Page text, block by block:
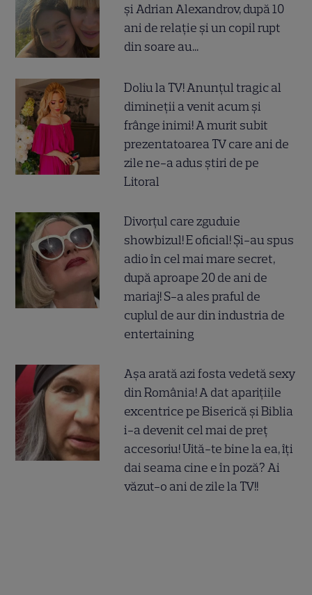
și Adrian Alexandrov, după 10
ani de relație și un copil rupt
din soare au...
Doliu la TV! Anunțul tragic al
dimineții a venit acum și
frânge inimi! A murit subit
prezentatoarea TV care ani de
zile ne-a adus știri de pe
Litoral
Divorțul care zguduie
showbizul! E oficial! Și-au spus
adio în cel mai mare secret,
după aproape 20 de ani de
mariaj! S-a ales praful de
cuplul de aur din industria de
entertaining
Așa arată azi fosta vedetă sexy
din România! A dat aparițiile
excentrice pe Biserică și Biblia
i-a devenit cel mai de preț
accesoriu! Uită-te bine la ea, îți
dai seama cine e în poză? Ai
văzut-o ani de zile la TV!!